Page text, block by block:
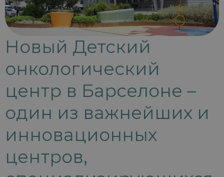
Новый Детский
онкологический
центр в Барселоне –
один из важнейших и
инновационных
центров,